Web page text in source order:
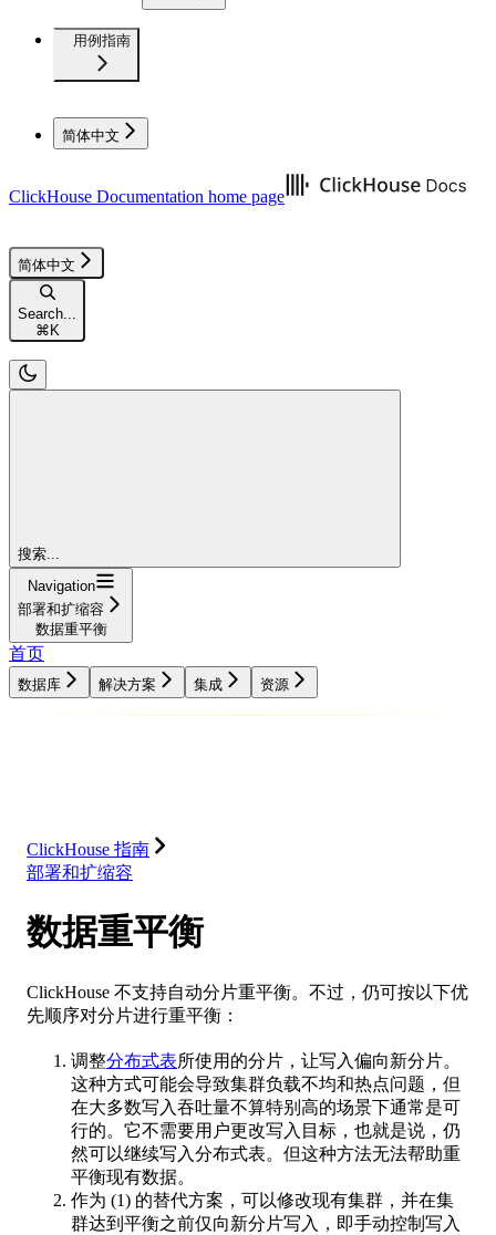
用例指南
简体中文
ClickHouse Documentation home page
简体中文
Search...
⌘ K
搜索...
Navigation
部署和扩缩容
数据重平衡
首页
数据库 解决方案 集成 资源
ClickHouse 指南
部署和扩缩容
数据重平衡
ClickHouse 不支持自动分片重平衡。不过，仍可按以下优
先顺序对分片进行重平衡：
调整分布式表所使用的分片，让写入偏向新分片。
这种方式可能会导致集群负载不均和热点问题，但
在大多数写入吞吐量不算特别高的场景下通常是可
行的。它不需要用户更改写入目标，也就是说，仍
然可以继续写入分布式表。但这种方法无法帮助重
平衡现有数据。
作为 (1) 的替代方案，可以修改现有集群，并在集
群达到平衡之前仅向新分片写入，即手动控制写入